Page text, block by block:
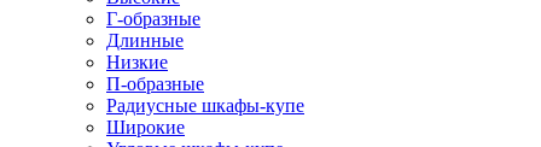
Г-образные
Длинные
Низкие
П-образные
Радиусные шкафы-купе
Широкие